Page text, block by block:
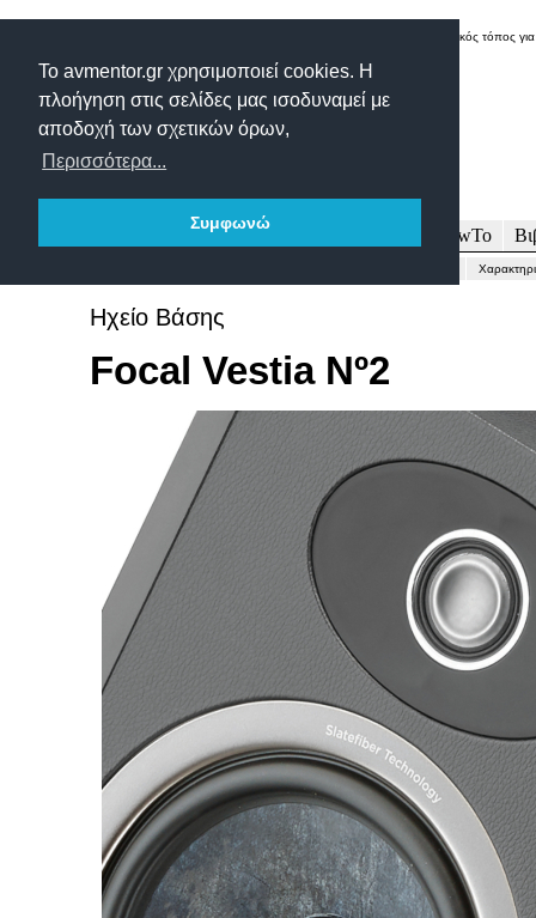
Το avmentor.gr χρησιμοποιεί cookies. Η
πλοήγηση στις σελίδες μας ισοδυναμεί με
αποδοχή των σχετικών όρων,
Περισσότερα...
Συμφωνώ
Δικτυακός τόπος
Δοκιμές Άρθρα HowTo
Ηχείο Βάσης
Focal Vestia Nº2